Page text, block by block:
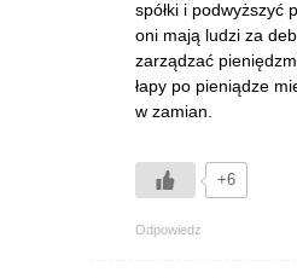
spółki i podwyższyć
oni mają ludzi za
zarządzać
łapy po pieniądze
w zamian.
+6
Odpowiedz